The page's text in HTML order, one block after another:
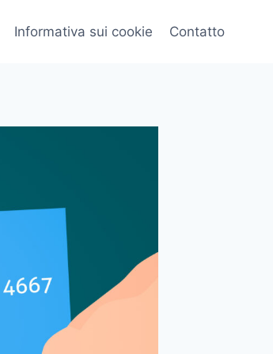
Informativa sui cookie Contatto